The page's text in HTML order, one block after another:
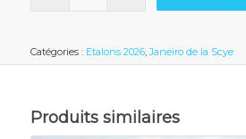
Catégories : Etalons 2026,Janeiro de la Scye
Produits similaires